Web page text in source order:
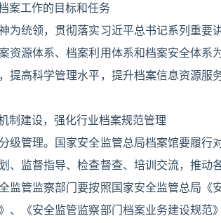
案工作的目标和任务
为统领，贯彻落实习近平总书记系列重
资源体系、档案利用体系和档案安全体系
提高科学管理水平，提升档案信息资源服
制建设，强化行业档案规范管理
级管理。国家安全监管总局档案馆要履
、监督指导、检查督查、培训交流，推动
监管监察部门要按照国家安全监管总局《
、《安全监管监察部门档案业务建设规范